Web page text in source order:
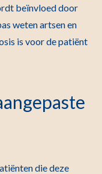
beïnvloed door
weten artsen en
is voor de patiënt
die deze